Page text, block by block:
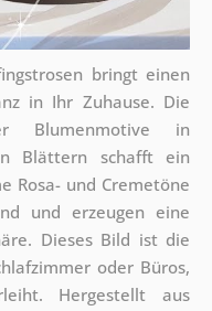
bringt einen
in Ihr Zuhause. Die
Blumenmotive in
Blättern schafft ein
Rosa- und Cremetöne
und erzeugen eine
Dieses Bild ist die
oder Büros,
Hergestellt aus